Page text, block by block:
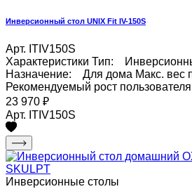
Инверсионный стол UNIX Fit IV-150S
Арт. ITIV150S
Характеристики Тип:
Назначение: Для дома Макс. вес
Рекомендуемый рост
23 970 ₽
Арт. ITIV150S
Инверсионные столы